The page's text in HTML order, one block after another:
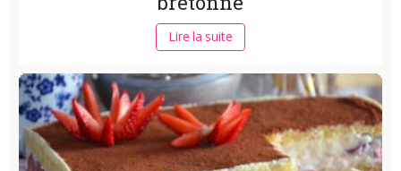
Lire la suite